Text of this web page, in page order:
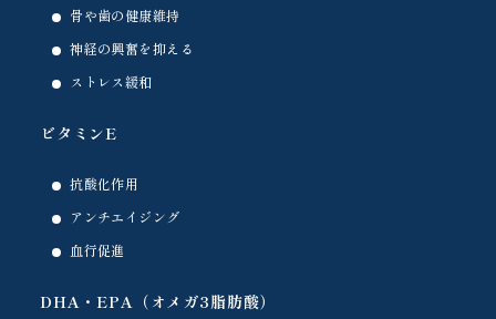
骨や歯の健康維持
神経の興奮を抑える
ストレス緩和
ビタミンE
抗酸化作用
アンチエイジング
血行促進
DHA・EPA（オメガ3脂肪酸）